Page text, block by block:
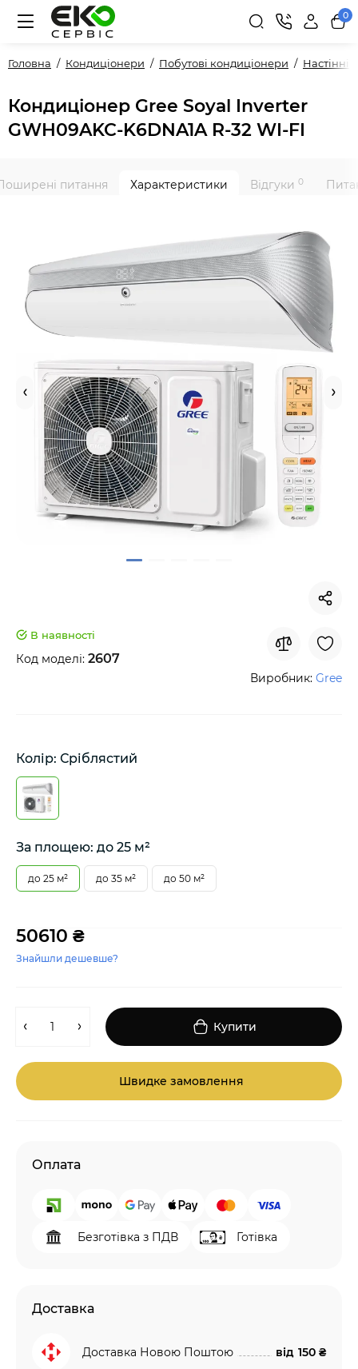
0
Головна Кондиціонери Побутові кондиціонери Настінні
Кондиціонер Gree Soyal Inverter
GWH09AKC-K6DNA1A R-32 WI-FI
питання Характеристики Відгуки 0
В наявності
Код моделі: 2607
Виробник: Gree
Колір: Сріблястий
За площею: до 25 м²
до 25 м² до 35 м² до 50 м²
50610 ₴
Знайшли дешевше?
Купити
Швидке замовлення
Оплата
Безготівка з ПДВ Готівка
Доставка
Доставка Новою Поштою від 150 ₴